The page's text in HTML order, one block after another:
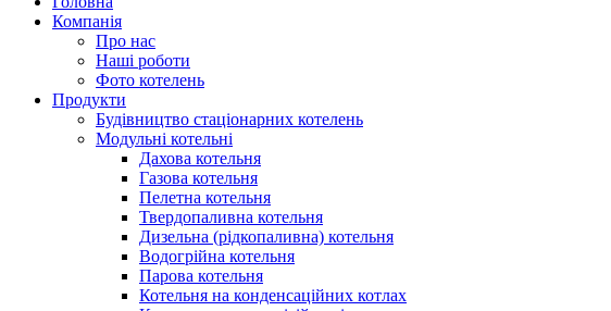
Компанія
Про нас
Наші роботи
Фото котелень
Продукти
Будівництво стаціонарних котелень
Модульні котельні
Дахова котельня
Газова котельня
Пелетна котельня
Твердопаливна котельня
Дизельна (рідкопаливна) котельня
Водогрійна котельня
Парова котельня
Котельня на конденсаційних котлах